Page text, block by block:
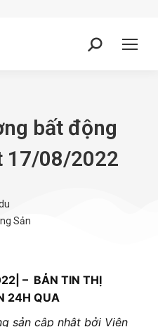
bất động
17/08/2022
Sản
– BẢN TIN THỊ
24H QUA
sản cập nhật bởi Viện